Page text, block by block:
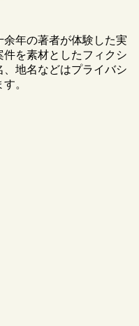
年の著者が体験した実
を素材としたフィクシ
地名などはプライバシ
。